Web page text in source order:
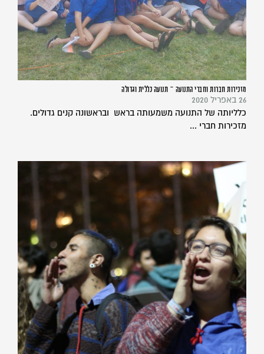
מזכירות חברות וחברי התנועה – תנועה כללית וגדולה
26 באפריל 2020
כלליותה של התנועה משמעותה בראש ובראשונה קנים גדולים.
מזכירות חברי ...